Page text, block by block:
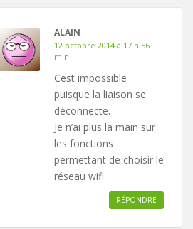
ALAIN
12 octobre 2014 à 17 h 56
min
Cest impossible
puisque la liaison se
déconnecte.
Je n’ai plus la main sur
les fonctions
permettant de choisir le
réseau wifi
RÉPONDRE